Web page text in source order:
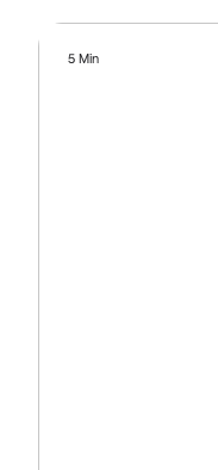
5 Min